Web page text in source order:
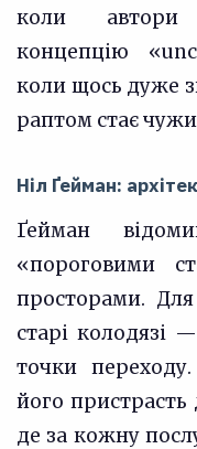
коли автори
концепцію
коли щось дуже
раптом стає
Ніл Ґейман:
Ґейман
«пороговими
просторами.
старі колодязі
точки
його пристрасть
де за кожну